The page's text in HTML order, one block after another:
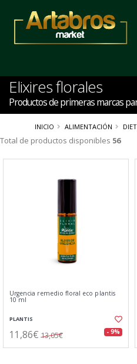
Elixires florales
Productos de primeras marcas
INICIO ALIMENTACIÓN
Total de productos disponibles 56
Urgencia remedio floral eco plantis
10 ml
PLANTIS
11,86€ 13,05€ - 9%